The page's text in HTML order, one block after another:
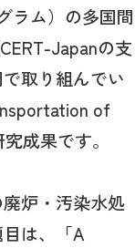
ラム）の多国間
Japanの支
取り組んでい
of
成果です。
炉・汚染水処
は、「A